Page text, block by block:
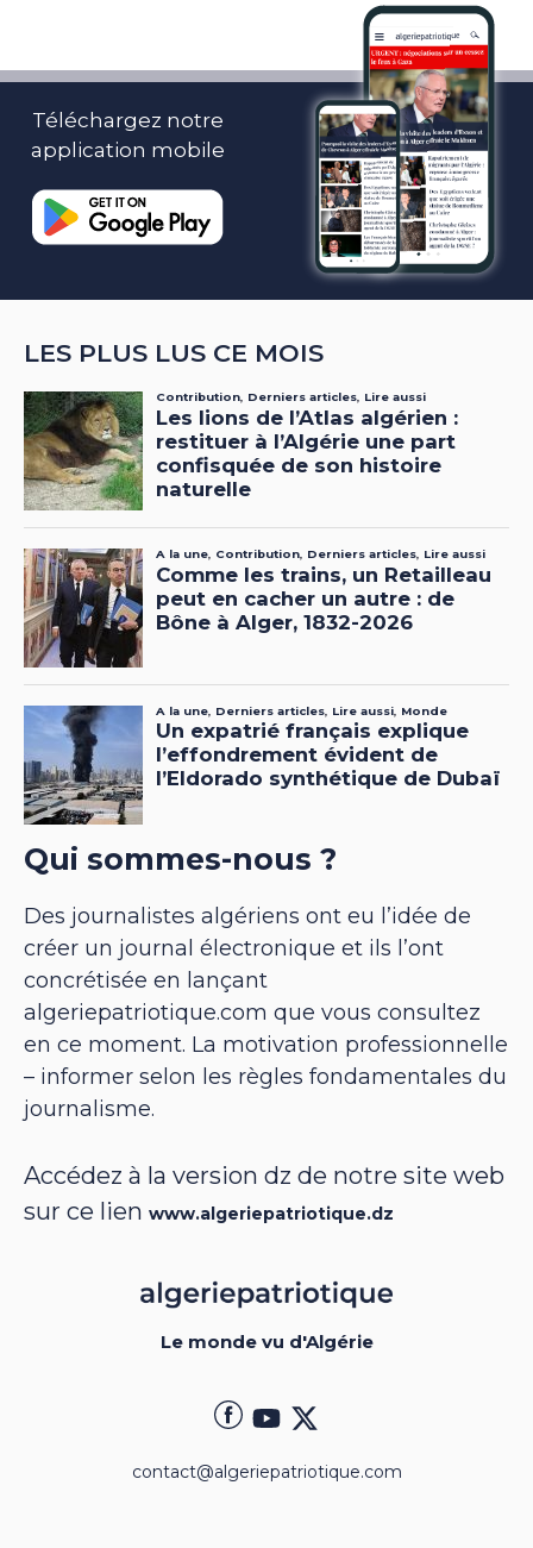
Téléchargez notre
application mobile
LES PLUS LUS CE MOIS
Qui sommes-nous ?
Des journalistes algériens ont eu l’idée de
créer un journal électronique et ils l’ont
concrétisée en lançant
algeriepatriotique.com que vous consultez
en ce moment. La motivation professionnelle
– informer selon les règles fondamentales du
journalisme.
Accédez à la version dz de notre site web
sur ce lien www.algeriepatriotique.dz
Le monde vu d'Algérie
contact@algeriepatriotique.com